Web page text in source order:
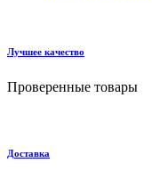
Лучшее качество
Проверенные товары
Доставка